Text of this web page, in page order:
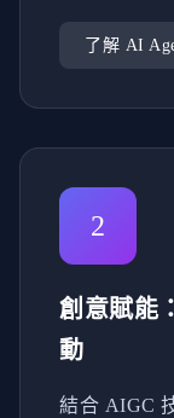
了解 AI
2
創意賦能
動
結合 AIGC